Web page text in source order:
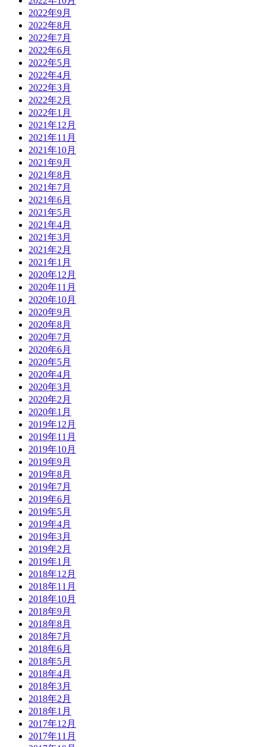
2022年9月
2022年8月
2022年7月
2022年6月
2022年5月
2022年4月
2022年3月
2022年2月
2022年1月
2021年12月
2021年11月
2021年10月
2021年9月
2021年8月
2021年7月
2021年6月
2021年5月
2021年4月
2021年3月
2021年2月
2021年1月
2020年12月
2020年11月
2020年10月
2020年9月
2020年8月
2020年7月
2020年6月
2020年5月
2020年4月
2020年3月
2020年2月
2020年1月
2019年12月
2019年11月
2019年10月
2019年9月
2019年8月
2019年7月
2019年6月
2019年5月
2019年4月
2019年3月
2019年2月
2019年1月
2018年12月
2018年11月
2018年10月
2018年9月
2018年8月
2018年7月
2018年6月
2018年5月
2018年4月
2018年3月
2018年2月
2018年1月
2017年12月
2017年11月